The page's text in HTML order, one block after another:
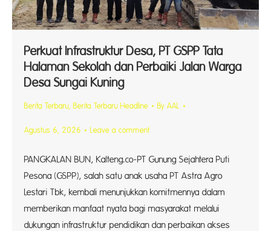
Perkuat Infrastruktur Desa, PT GSPP Tata
Halaman Sekolah dan Perbaiki Jalan Warga
Desa Sungai Kuning
Berita Terbaru, Berita Terbaru Headline By AAL
Agustus 6, 2026 Leave a comment
PANGKALAN BUN, Kalteng.co-PT Gunung Sejahtera Puti
Pesona (GSPP), salah satu anak usaha PT Astra Agro
Lestari Tbk, kembali menunjukkan komitmennya dalam
memberikan manfaat nyata bagi masyarakat melalui
dukungan infrastruktur pendidikan dan perbaikan akses